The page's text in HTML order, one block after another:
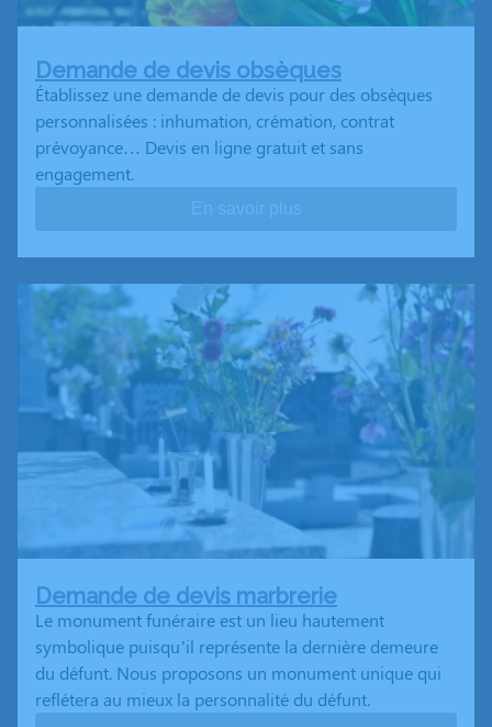
Demande de devis obsèques
Établissez une demande de devis pour des obsèques
personnalisées : inhumation, crémation, contrat
prévoyance… Devis en ligne gratuit et sans
engagement.
Demande de devis marbrerie
Le monument funéraire est un lieu hautement
symbolique puisqu’il représente la dernière demeure
du défunt. Nous proposons un monument unique qui
reflétera au mieux la personnalité du défunt.